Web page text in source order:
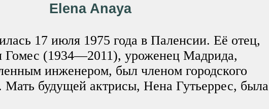
Elena Anaya
17 июля 1975 года в Паленсии. Её отец,
Гомес (1934—2011), уроженец Мадрида,
инженером, был членом городского
Мать будущей актрисы, Нена Гутьеррес, была